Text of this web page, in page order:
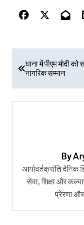
s
t
घाना में पीएम मोदी को
नागरिक सम्मान
By
आर्यावर्तक्रांति दैनिक
सेवा, शिक्षा और
प्रेरणा